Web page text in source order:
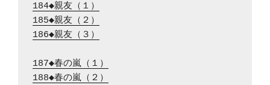
184◆親友（１）
185◆親友（２）
186◆親友（３）
187◆春の嵐（１）
188◆春の嵐（２）